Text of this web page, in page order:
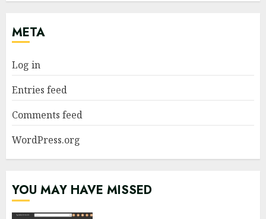
META
Log in
Entries feed
Comments feed
WordPress.org
YOU MAY HAVE MISSED